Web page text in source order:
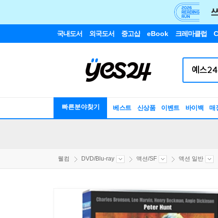
국내도서 외국도서 중고샵 eBook 크레마클럽
빠른분야찾기 베스트 신상품 이벤트 바이백 매
웰컴 DVD/Blu-ray 액션/SF 액션 일반